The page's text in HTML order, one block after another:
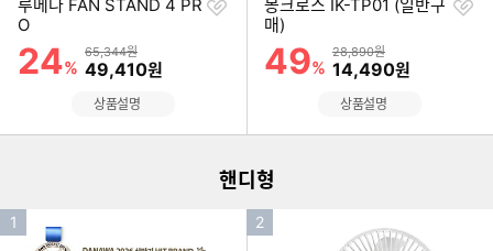
루메나 FAN STAND 4 PR
O
할인률
24%
상품금액
65,344원
할인금액
49,410원
상품설명
몽크로스 IK-TP01 (일반구
매)
할인률
49%
상품금액
28,890원
할인금액
14,490원
상품설명
핸디형
인1
인
2